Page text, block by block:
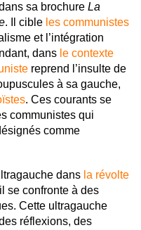
sa brochure La
. Il cible les communistes
et l’intégration
dans le contexte
reprend l’insulte de
à sa gauche,
. Ces courants se
communistes qui
comme
dans la révolte
se confronte à des
Cette ultragauche
réflexions, des